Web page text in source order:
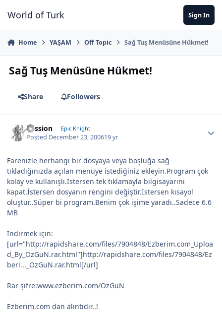
World of Turk Sign In
Home YAŞAM Off Topic Sağ Tuş Menüsüne Hükmet!
Sağ Tuş Menüsüne Hükmet!
Share Followers
Passion Epic Knight
Posted December 23, 200619 yr
Farenizle herhangi bir dosyaya veya boşluğa sağ
tıkladığınızda açılan menuye istediğiniz ekleyin.Program çok
kolay ve kullanışlı.İstersen tek tıklamayla bilgisayarını
kapat.İstersen dosyanın rengini değiştir.İstersen kısayol
oluştur..Süper bi program.Benim çok işime yaradı..Sadece 6.6
MB
İndirmek için:
[url="http://rapidshare.com/files/7904848/Ezberim.com_Uploa
d_By_OzGuN.rar.html"]http://rapidshare.com/files/7904848/Ez
beri..._OzGuN.rar.html[/url]
Rar şifre:www.ezberim.com/ÖzGüN
Ezberim.com dan alıntıdır..!